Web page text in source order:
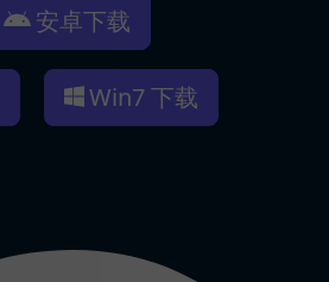
安卓下载
Win7 下载